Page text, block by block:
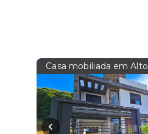
Casa mobiliada em